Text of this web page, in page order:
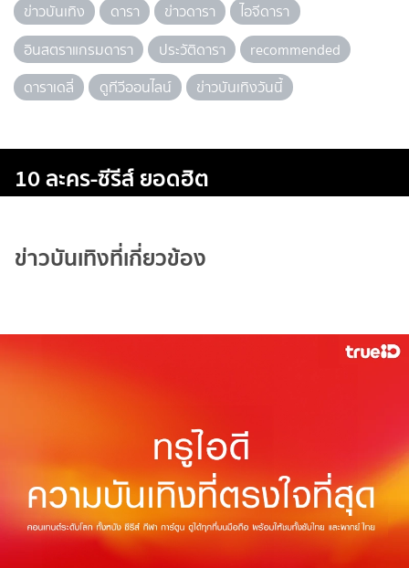
ข่าวบันเทิง ดารา ข่าวดารา
ไอจีดารา
อินสตราแกรมดารา
ประวัติดารา
recommended
ดาราเดลี่
ดูทีวีออนไลน์ ข่าวบันเทิงวันนี้
10 ละคร-ซีรีส์ ยอดฮิต
ข่าวบันเทิงที่เกี่ยวข้อง